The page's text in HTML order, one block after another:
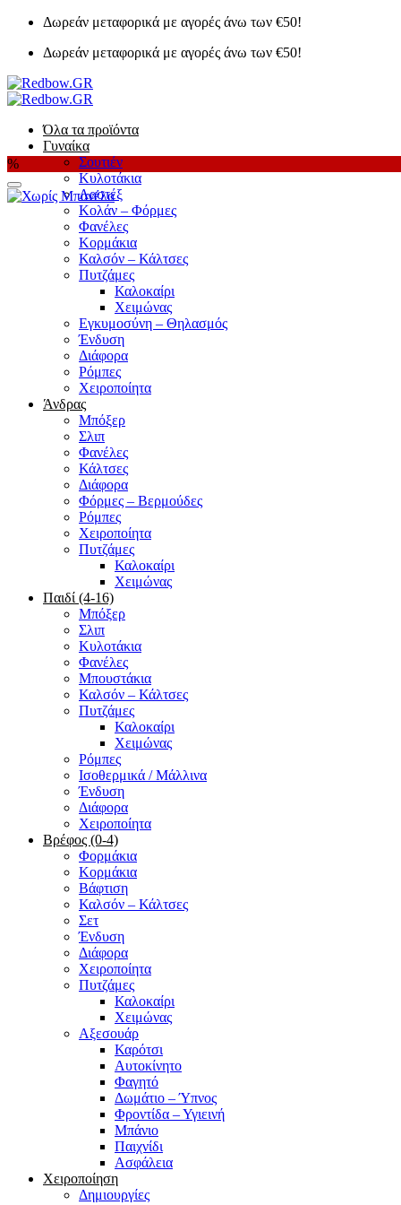
Μετάβαση
περιεχόμενο
Δωρεάν μεταφορικά με αγορές άνω των €50!
Δωρεάν μεταφορικά με αγορές άνω των €50!
Όλα τα προϊόντα
Γυναίκα
Σουτιέν
Κυλοτάκια
Λαστέξ
Κολάν – Φόρμες
Φανέλες
Κορμάκια
Καλσόν – Κάλτσες
Πυτζάμες
Καλοκαίρι
Χειμώνας
Εγκυμοσύνη – Θηλασμός
Ένδυση
Διάφορα
Ρόμπες
Χειροποίητα
Άνδρας
Μπόξερ
Σλιπ
Φανέλες
Κάλτσες
Διάφορα
Φόρμες – Βερμούδες
Ρόμπες
Χειροποίητα
Πυτζάμες
Καλοκαίρι
Χειμώνας
Παιδί (4-16)
Μπόξερ
Σλιπ
Κυλοτάκια
Φανέλες
Μπουστάκια
Καλσόν – Κάλτσες
Πυτζάμες
Καλοκαίρι
Χειμώνας
Ρόμπες
Ισοθερμικά / Μάλλινα
Ένδυση
Διάφορα
Χειροποίητα
Βρέφος (0-4)
Φορμάκια
Κορμάκια
Βάφτιση
Καλσόν – Κάλτσες
Σετ
Ένδυση
Διάφορα
Χειροποίητα
Πυτζάμες
Καλοκαίρι
Χειμώνας
Αξεσουάρ
Καρότσι
Αυτοκίνητο
Φαγητό
Δωμάτιο – Ύπνος
Φροντίδα – Υγιεινή
Μπάνιο
Παιχνίδι
Ασφάλεια
Χειροποίηση
Δημιουργίες
%